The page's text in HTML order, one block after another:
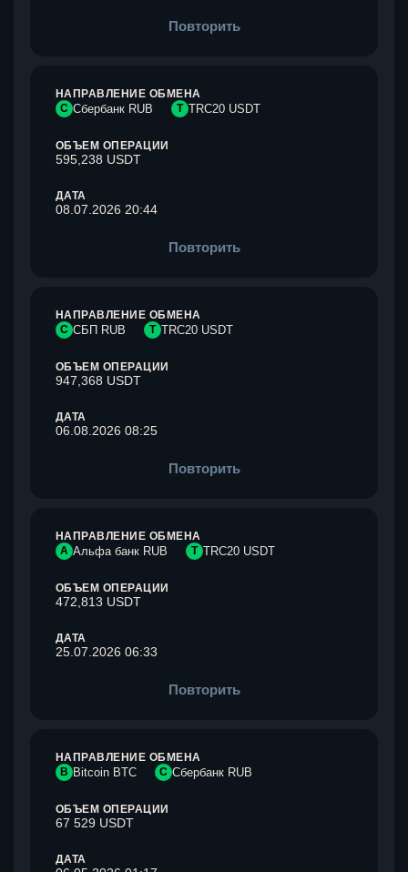
Повторить
НАПРАВЛЕНИЕ ОБМЕНА
С Сбербанк RUB T TRC20 USDT
ОБЪЕМ ОПЕРАЦИИ
595,238 USDT
ДАТА
08.07.2026 20:44
Повторить
НАПРАВЛЕНИЕ ОБМЕНА
С СБП RUB T TRC20 USDT
ОБЪЕМ ОПЕРАЦИИ
947,368 USDT
ДАТА
06.08.2026 08:25
Повторить
НАПРАВЛЕНИЕ ОБМЕНА
А Альфа банк RUB T TRC20 USDT
ОБЪЕМ ОПЕРАЦИИ
472,813 USDT
ДАТА
25.07.2026 06:33
Повторить
НАПРАВЛЕНИЕ ОБМЕНА
B Bitcoin BTC С Сбербанк RUB
ОБЪЕМ ОПЕРАЦИИ
67 529 USDT
ДАТА